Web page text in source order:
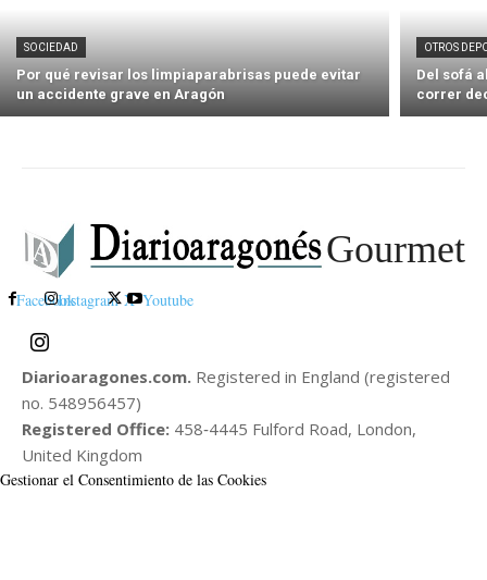
SOCIEDAD
Por qué revisar los limpiaparabrisas puede evitar
un accidente grave en Aragón
OTROS
Del sofá
correr
Gourmet
FacebookInstagram X Youtube
Diarioaragones.com. Registered in England (registered
no. 548956457)
Registered Office: 458‑4445 Fulford Road, London,
United Kingdom
Gestionar el Consentimiento de las Cookies